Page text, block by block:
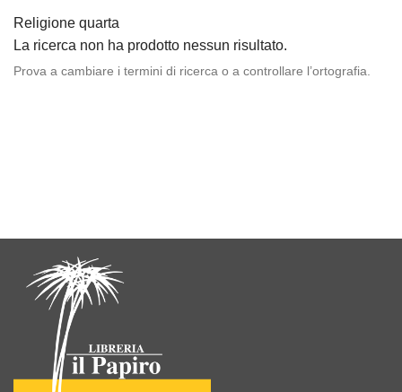
Religione quarta
La ricerca non ha prodotto nessun risultato.
Prova a cambiare i termini di ricerca o a controllare l’ortografia.